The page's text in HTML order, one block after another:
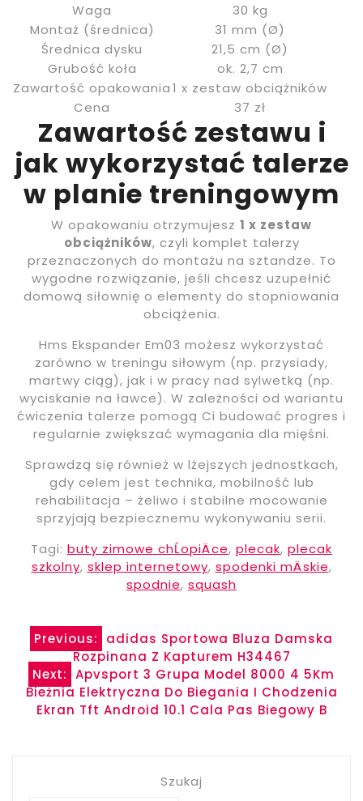
Waga
30 kg
Montaż (średnica)
31 mm (Ø)
Średnica dysku
21,5 cm (Ø)
Grubość koła
ok. 2,7 cm
Zawartość opakowania1 x zestaw obciążników
Cena
37 zł
Zawartość zestawu i
jak wykorzystać talerze
w planie treningowym
W opakowaniu otrzymujesz 1 x zestaw
obciążników, czyli komplet talerzy
przeznaczonych do montażu na sztandze. To
wygodne rozwiązanie, jeśli chcesz uzupełnić
domową siłownię o elementy do stopniowania
obciążenia.
Hms Ekspander Em03 możesz wykorzystać
zarówno w treningu siłowym (np. przysiady,
martwy ciąg), jak i w pracy nad sylwetką (np.
wyciskanie na ławce). W zależności od wariantu
ćwiczenia talerze pomogą Ci budować progres i
regularnie zwiększać wymagania dla mięśni.
Sprawdzą się również w lżejszych jednostkach,
gdy celem jest technika, mobilność lub
rehabilitacja – żeliwo i stabilne mocowanie
sprzyjają bezpiecznemu wykonywaniu serii.
Tagi: buty zimowe chĹopiÄce, plecak, plecak
szkolny, sklep internetowy, spodenki mÄskie,
spodnie, squash
Nawigacja
wpisu
Previous:
adidas Sportowa Bluza Damska
Rozpinana Z Kapturem H34467
Next: Apvsport 3 Grupa Model 8000 4 5Km
Bieżnia Elektryczna Do Biegania I Chodzenia
Ekran Tft Android 10.1 Cala Pas Biegowy B
Szukaj